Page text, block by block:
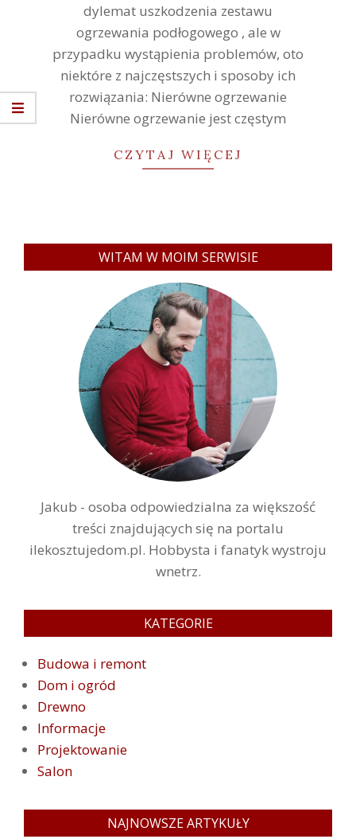
dylemat uszkodzenia zestawu
ogrzewania podłogowego , ale w
przypadku wystąpienia problemów, oto
niektóre z najczęstszych i sposoby ich
rozwiązania: Nierówne ogrzewanie
Nierówne ogrzewanie jest częstym
CZYTAJ WIĘCEJ
WITAM W MOIM SERWISIE
Jakub - osoba odpowiedzialna za większość
treści znajdujących się na portalu
ilekosztujedom.pl. Hobbysta i fanatyk wystroju
wnetrz.
KATEGORIE
Budowa i remont
Dom i ogród
Drewno
Informacje
Projektowanie
Salon
NAJNOWSZE ARTYKUŁY